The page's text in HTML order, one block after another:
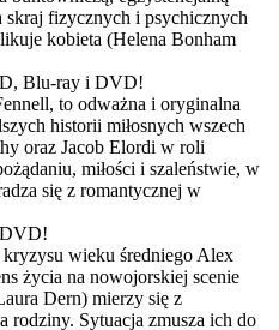
skraj fizycznych i psychicznych
kobieta (Helena Bonham
Blu-ray i DVD!
to odważna i oryginalna
historii miłosnych wszech
oraz Jacob Elordi w roli
miłości i szaleństwie, w
się z romantycznej w
DVD!
wieku średniego Alex
życia na nowojorskiej scenie
Dern) mierzy się z
rodziny. Sytuacja zmusza ich do